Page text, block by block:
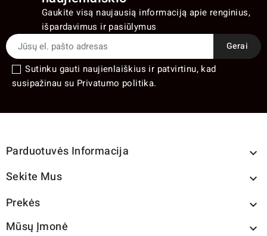
Gaukite visą naujausią informaciją apie renginius,
išpardavimus ir pasiūlymus
Sutinku gauti naujienlaiškius ir patvirtinu, kad
susipažinau su Privatumo politika.
Parduotuvės Informacija 
Sekite Mus 
Prekės 
Mūsų Įmonė 